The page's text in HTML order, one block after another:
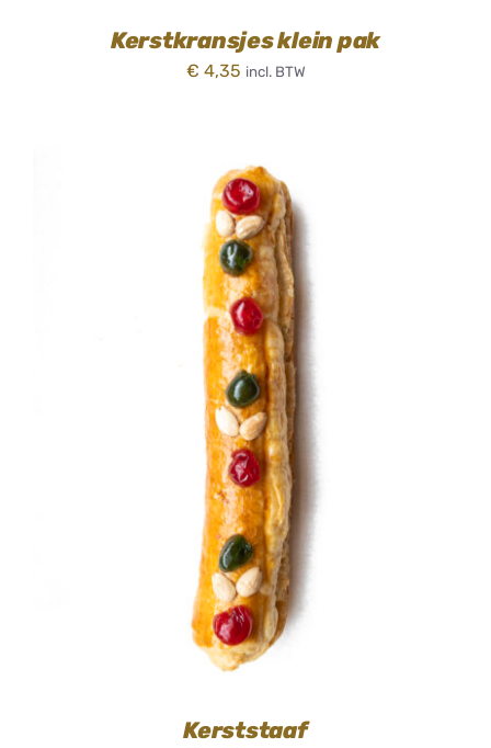
Kerstkransjes klein pak
€ 4,35 incl. BTW
TOEVOEGEN AAN WINKELWAGEN
Kerststaaf